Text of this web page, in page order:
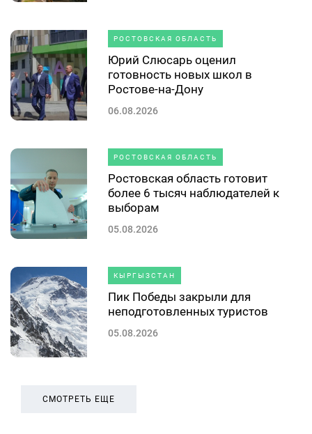
РОСТОВСКАЯ ОБЛАСТЬ
Юрий Слюсарь оценил
готовность новых школ в
Ростове-на-Дону
06.08.2026
РОСТОВСКАЯ ОБЛАСТЬ
Ростовская область готовит
более 6 тысяч наблюдателей к
выборам
05.08.2026
КЫРГЫЗСТАН
Пик Победы закрыли для
неподготовленных туристов
05.08.2026
СМОТРЕТЬ ЕЩЕ